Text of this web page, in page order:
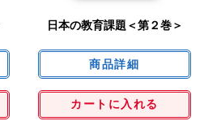
日本の教育課題＜第２巻＞
カートに入れる